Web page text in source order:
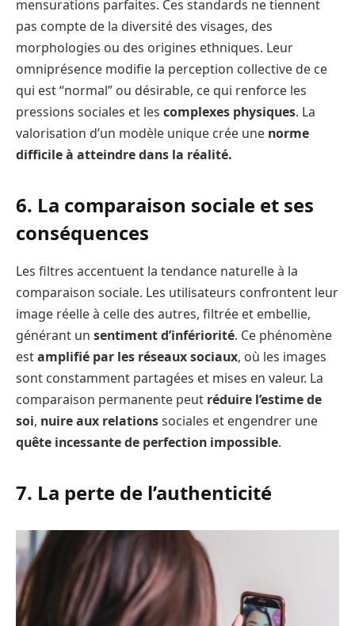
mensurations parfaites. Ces standards ne tiennent
pas compte de la diversité des visages, des
morphologies ou des origines ethniques. Leur
omniprésence modifie la perception collective de ce
qui est “normal” ou désirable, ce qui renforce les
pressions sociales et les complexes physiques. La
valorisation d’un modèle unique crée une norme
difficile à atteindre dans la réalité.
6. La comparaison sociale et ses
conséquences
Les filtres accentuent la tendance naturelle à la
comparaison sociale. Les utilisateurs confrontent leur
image réelle à celle des autres, filtrée et embellie,
générant un sentiment d’infériorité. Ce phénomène
estamplifié par les réseaux sociaux, où les images
sont constamment partagées et mises en valeur. La
comparaison permanente peut réduire l’estime de
soi, nuire aux relationssociales et engendrer une
quête incessante de perfection impossible.
7. La perte de l’authenticité